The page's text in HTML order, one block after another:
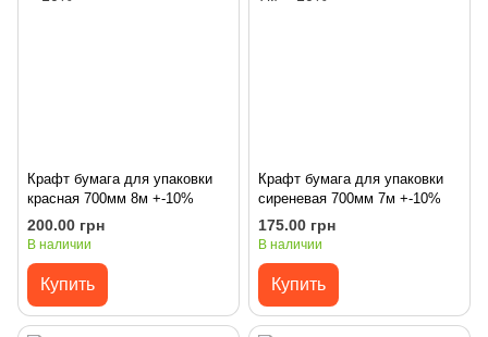
Крафт бумага для упаковки
красная 700мм 8м +-10%
200.00 грн
В наличии
Купить
Крафт бумага для упаковки
сиреневая 700мм 7м +-10%
175.00 грн
В наличии
Купить